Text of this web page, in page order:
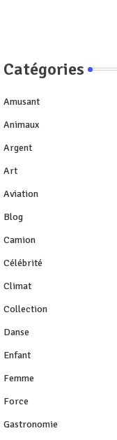
Catégories
Amusant
Animaux
Argent
Art
Aviation
Blog
Camion
Célébrité
Climat
Collection
Danse
Enfant
Femme
Force
Gastronomie